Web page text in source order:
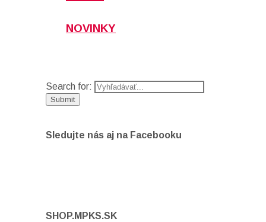
NOVINKY
Search for:
Sledujte nás aj na Facebooku
SHOP.MPKS.SK